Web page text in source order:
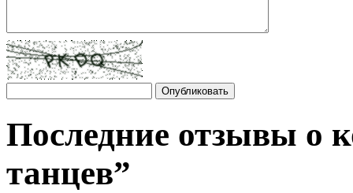
Последние отзывы о
танцев”